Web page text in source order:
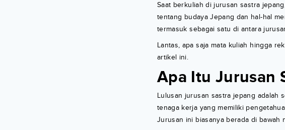
Saat berkuliah di jurusan sastra
tentang budaya Jepang dan hal-hal
termasuk sebagai satu di antara
Lantas, apa saja mata kuliah hingga
artikel ini.
Apa Itu Jurusan
Lulusan jurusan sastra jepang
tenaga kerja yang memiliki
Jurusan ini biasanya berada di bawah